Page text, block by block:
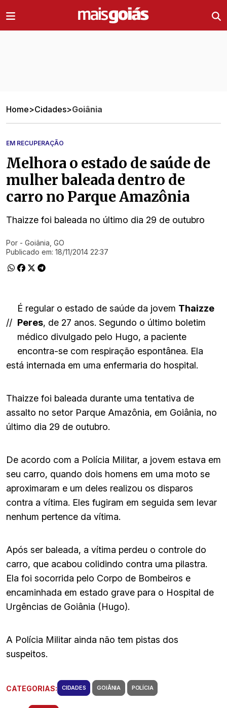
Home>Cidades>Goiânia
EM RECUPERAÇÃO
Melhora o estado de saúde de
mulher baleada dentro de
carro no Parque Amazônia
Thaizze foi baleada no último dia 29 de outubro
Ir direto pra matéria
Por - Goiânia, GO
Publicado em: 18/11/2014 22:37
//
É regular o estado de saúde da jovem Thaizze
Peres, de 27 anos. Segundo o último boletim
médico divulgado pelo Hugo, a paciente
encontra-se com respiração espontânea. Ela
está internada em uma enfermaria do hospital.
Thaizze foi baleada durante uma tentativa de
assalto no setor Parque Amazônia, em Goiânia, no
último dia 29 de outubro.
De acordo com a Polícia Militar, a jovem estava em
seu carro, quando dois homens em uma moto se
aproximaram e um deles realizou os disparos
contra a vítima. Eles fugiram em seguida sem levar
nenhum pertence da vítima.
Após ser baleada, a vítima perdeu o controle do
carro, que acabou colidindo contra uma pilastra.
Ela foi socorrida pelo Corpo de Bombeiros e
encaminhada em estado grave para o Hospital de
Urgências de Goiânia (Hugo).
A Polícia Militar ainda não tem pistas dos
suspeitos.
CATEGORIAS: CIDADES GOIÂNIA POLÍCIA